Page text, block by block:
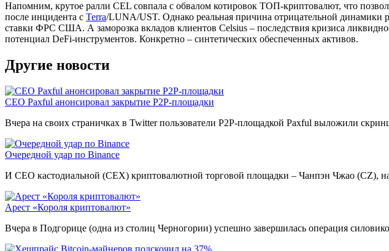
Напомним, крутое ралли CEL совпала с обвалом котировок ТОП-криптовалют, что
после инцидента с Terra/LUNA/UST. Однако реальная причина отрицательной
ставки ФРС США. А заморозка вкладов клиентов Celsius – последствия кризиса
потенциал DeFi-инструментов. Конкретно – синтетических обеспеченных активов.
Другие новости
CEO Paxful анонсировал закрытие P2P-площадки
Вчера на своих страничках в Twitter пользователи P2P-площадкой Paxful выложили
Очередной удар по Binance
И CEO кастодиальной (CEX) криптовалютной торговой площадки – Чанпэн Чжао (CZ),
Арест «Короля криптовалют»
Вчера в Подгорице (одна из столиц Черногории) успешно завершилась операция